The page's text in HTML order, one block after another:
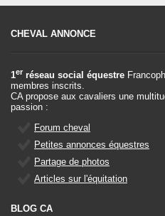
CHEVAL ANNONCE
1er réseau social équestre
membres inscrits.
CA propose aux cavaliers une
passion :
Forum cheval
Petites annonces équestres
Partage de photos
Articles sur l'équitation
BLOG CA